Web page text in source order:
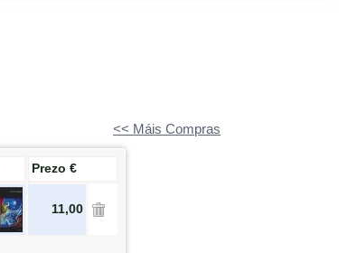
<< Máis Compras
Prezo €
11,00